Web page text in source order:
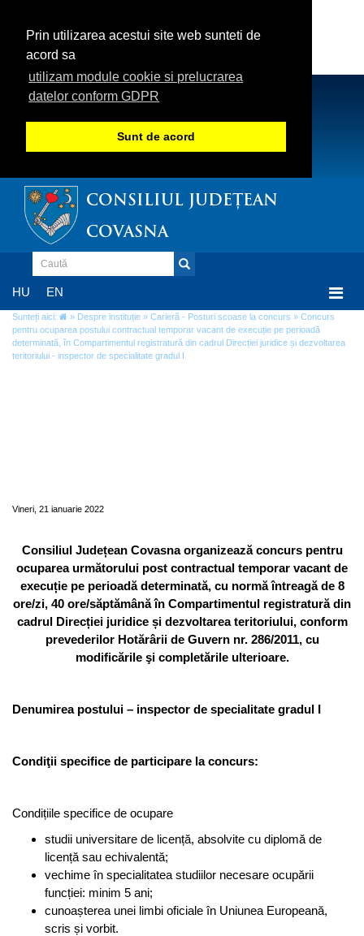
Prin utilizarea acestui site web sunteti de
acord sa
utilizam module cookie si prelucrarea
datelor conform GDPR
Sunt de acord
CONSILIUL JUDEȚEAN
COVASNA
HU EN
Sunteți aici: » Despre instituție » Carieră - Posturi scoase la concurs » Concurs
pentru ocuparea postului contractual temporar vacant de execuție pe perioadă
determinată, în Compartimentul registratură din cadrul Direcției juridice și dezvoltarea
teritoriului - inspector de specialitate gradul I
Vineri, 21 ianuarie 2022
Consiliul Județean Covasna organizează concurs pentru
ocuparea următorului post contractual temporar vacant de
execuție pe perioadă determinată, cu normă întreagă de 8
ore/zi, 40 ore/săptămână în Compartimentul registratură din
cadrul Direcției juridice și dezvoltarea teritoriului, conform
prevederilor Hotărârii de Guvern nr. 286/2011, cu
modificările şi completările ulterioare.
Denumirea postului – inspector de specialitate gradul I
Condiţii specifice de participare la concurs:
Condițiile specifice de ocupare
studii universitare de licență, absolvite cu diplomă de
licență sau echivalentă;
vechime în specialitatea studiilor necesare ocupării
funcției: minim 5 ani;
cunoașterea unei limbi oficiale în Uniunea Europeană,
scris și vorbit.